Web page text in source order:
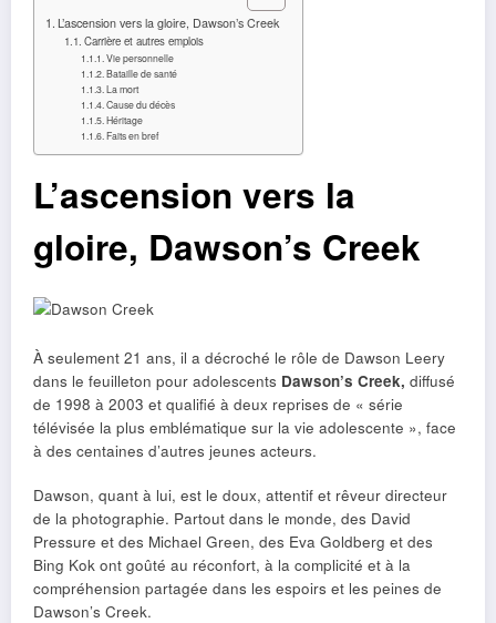
L’ascension vers la gloire, Dawson’s Creek
Carrière et autres emplois
Vie personnelle
Bataille de santé
La mort
Cause du décès
Héritage
Faits en bref
L’ascension vers la
gloire, Dawson’s Creek
À seulement 21 ans, il a décroché le rôle de Dawson Leery
dans le feuilleton pour adolescents Dawson’s Creek, diffusé
de 1998 à 2003 et qualifié à deux reprises de « série
télévisée la plus emblématique sur la vie adolescente », face
à des centaines d’autres jeunes acteurs.
Dawson, quant à lui, est le doux, attentif et rêveur directeur
de la photographie. Partout dans le monde, des David
Pressure et des Michael Green, des Eva Goldberg et des
Bing Kok ont ​​goûté au réconfort, à la complicité et à la
compréhension partagée dans les espoirs et les peines de
Dawson’s Creek.